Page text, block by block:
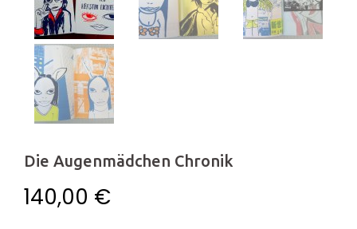
Die Augenmädchen Chronik
140,00 €